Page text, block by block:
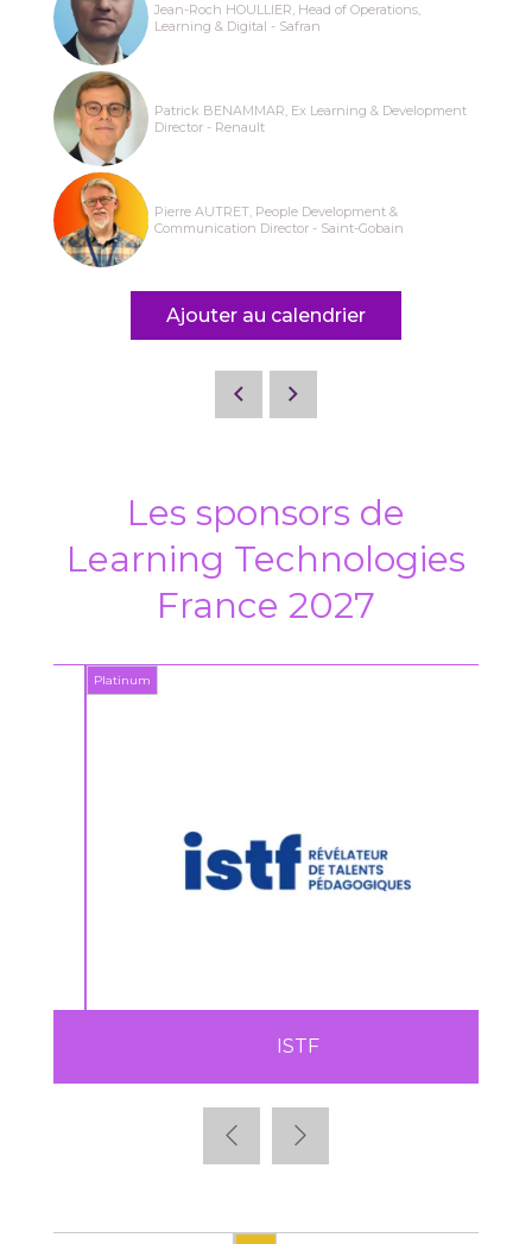
Jean-Roch HOULLIER, Head of Operations,
Learning & Digital - Safran
Patrick BENAMMAR, Ex Learning & Development
Director - Renault
Pierre AUTRET, People Development &
Communication Director - Saint-Gobain
Ajouter au calendrier
Les sponsors de
Learning Technologies
France 2027
Platinum
ISTF